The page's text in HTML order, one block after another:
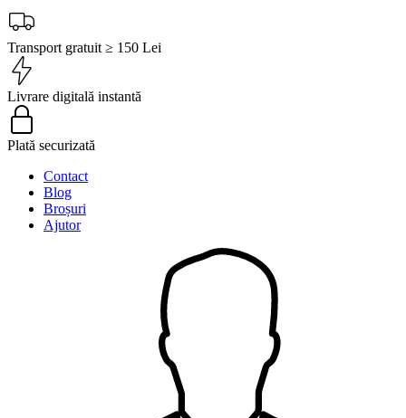
Transport gratuit ≥ 150 Lei
Livrare digitală instantă
Plată securizată
Contact
Blog
Broșuri
Ajutor